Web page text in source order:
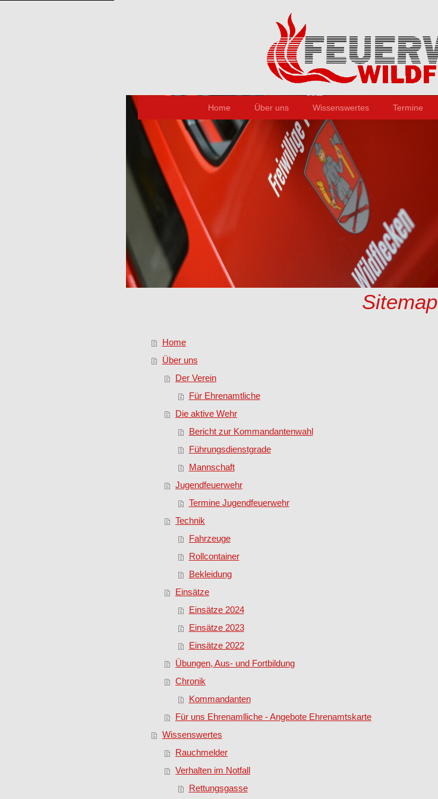
Home Über uns Wissenswertes Termine
Sitemap
Home
Über uns
Der Verein
Für Ehrenamtliche
Die aktive Wehr
Bericht zur Kommandantenwahl
Führungsdienstgrade
Mannschaft
Jugendfeuerwehr
Termine Jugendfeuerwehr
Technik
Fahrzeuge
Rollcontainer
Bekleidung
Einsätze
Einsätze 2024
Einsätze 2023
Einsätze 2022
Übungen, Aus- und Fortbildung
Chronik
Kommandanten
Für uns Ehrenamlliche - Angebote Ehrenamtskarte
Wissenswertes
Rauchmelder
Verhalten im Notfall
Rettungsgasse